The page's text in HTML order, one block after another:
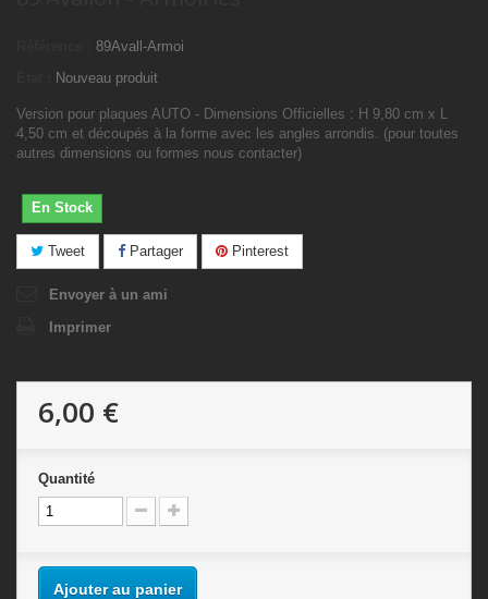
89Avall-Armoi
Nouveau produit
Version pour plaques AUTO - Dimensions Officielles : H 9,80 cm x L
4,50 cm et découpés à la forme avec les angles arrondis. (pour toutes
autres dimensions ou formes nous contacter)
En Stock
Tweet Partager Pinterest
Envoyer à un ami
Imprimer
6,00 €
Quantité
Ajouter au panier